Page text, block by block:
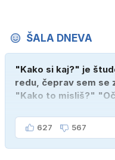
ŠALA DNEVA
"Kako si kaj?" je
redu, čeprav sem se
"Kako to misliš?"
627 567